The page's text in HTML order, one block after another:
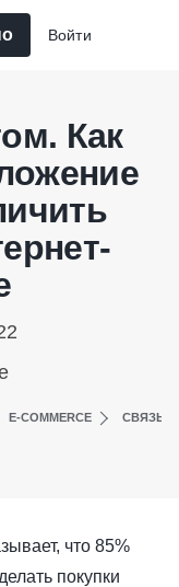
Войти
Как
E-COMMERCE СВЯЗЬ
что 85%
делать покупки